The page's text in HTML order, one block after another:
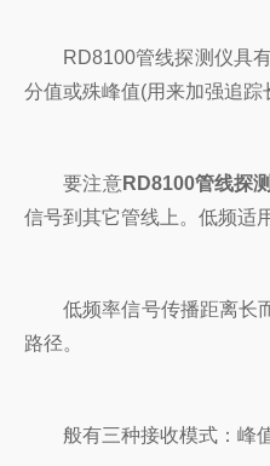
RD8100管线探测仪具有
分值或殊峰值(用来加强追
要注意RD8100管线探
信号到其它管线上。低频适
低频率信号传播距离长而
路径。
般有三种接收模式：峰值